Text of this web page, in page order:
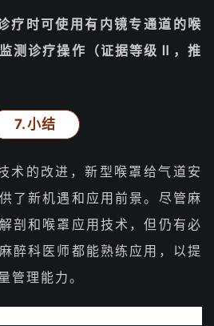
疗时可使用有内镜专通道的喉
测诊疗操作（证据等级Ⅱ，推
7.小结
术的改进，新型喉罩给气道安
了新机遇和应用前景。尽管麻
剖和喉罩应用技术，但仍有必
醉科医师都能熟练应用，以提
管理能力。